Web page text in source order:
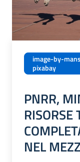
image-by-
pixabay
PNRR,
RISORSE
NEL